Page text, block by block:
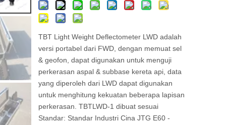
TBT Light Weight Deflectometer LWD adalah
versi portabel dari FWD, dengan memuat sel
& geofon, dapat digunakan untuk menguji
perkerasan aspal & subbase kereta api, data
yang diperoleh dari LWD dapat digunakan
untuk menghitung kekuatan beberapa lapisan
perkerasan. TBTLWD-1 dibuat sesuai
Standar: Standar Industri Cina JTG E60 -